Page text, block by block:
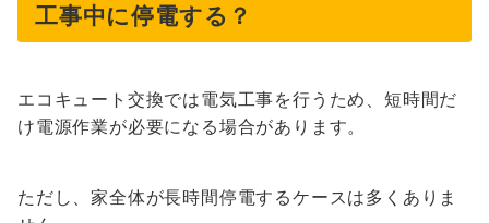
工事中に停電する？
エコキュート交換では電気工事を行うため、短時間だ
け電源作業が必要になる場合があります。
ただし、家全体が長時間停電するケースは多くありま